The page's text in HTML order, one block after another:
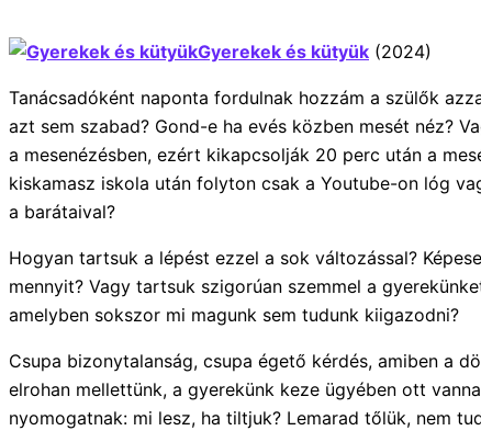
Gyerekek és kütyük (2024)
Tanácsadóként naponta fordulnak hozzám a szülők
azt sem szabad? Gond-e ha evés közben mesét néz?
a mesenézésben, ezért kikapcsolják 20 perc után a
kiskamasz iskola után folyton csak a Youtube-on lóg
a barátaival?
Hogyan tartsuk a lépést ezzel a sok változással?
mennyit? Vagy tartsuk szigorúan szemmel a
amelyben sokszor mi magunk sem tudunk kiigazodni?
Csupa bizonytalanság, csupa égető kérdés, amiben a
elrohan mellettünk, a gyerekünk keze ügyében ott
nyomogatnak: mi lesz, ha tiltjuk? Lemarad tőlük, nem